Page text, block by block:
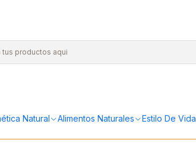
Natural Alimentos Naturales Estilo De Vida
M